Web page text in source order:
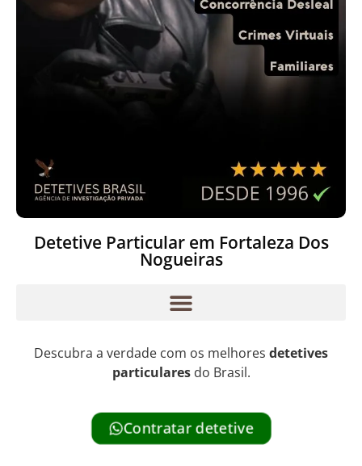
Detetive Particular em Fortaleza Dos
Nogueiras
Descubra a verdade com os melhores detetives
particularesdo Brasil.
Contratar detetive